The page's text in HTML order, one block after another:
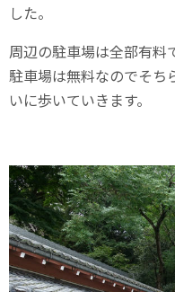
した。
周辺の駐車場は全部有料
駐車場は無料なのでそち
いに歩いていきます。